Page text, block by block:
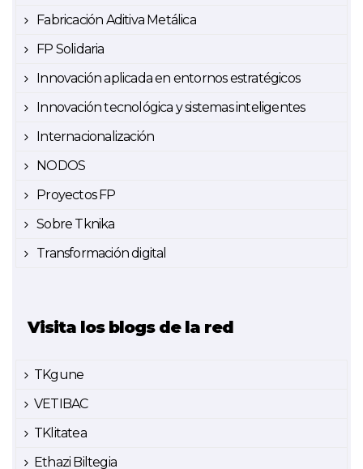
Fabricación Aditiva Metálica
FP Solidaria
Innovación aplicada en entornos estratégicos
Innovación tecnológica y sistemas inteligentes
Internacionalización
NODOS
Proyectos FP
Sobre Tknika
Transformación digital
Visita los blogs de la red
TKgune
VETIBAC
TKlitatea
Ethazi Biltegia